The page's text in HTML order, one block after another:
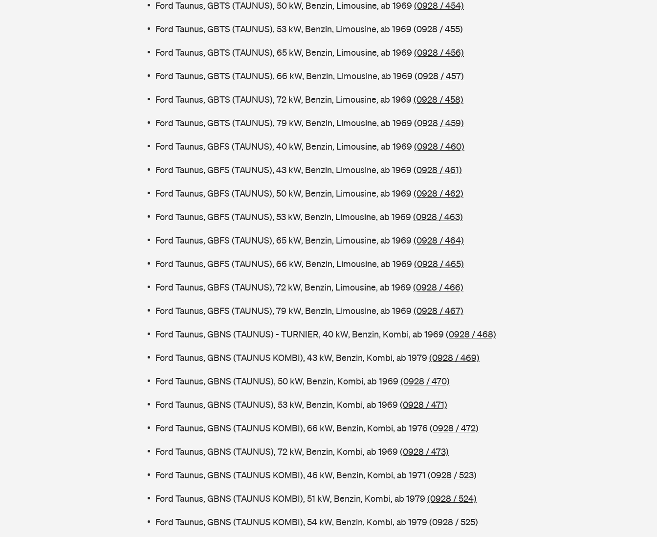
Ford Taunus, GBTS (TAUNUS), 50 kW, Benzin, Limousine, ab 1969 (0928 / 454)
Ford Taunus, GBTS (TAUNUS), 53 kW, Benzin, Limousine, ab 1969 (0928 / 455)
Ford Taunus, GBTS (TAUNUS), 65 kW, Benzin, Limousine, ab 1969 (0928 / 456)
Ford Taunus, GBTS (TAUNUS), 66 kW, Benzin, Limousine, ab 1969 (0928 / 457)
Ford Taunus, GBTS (TAUNUS), 72 kW, Benzin, Limousine, ab 1969 (0928 / 458)
Ford Taunus, GBTS (TAUNUS), 79 kW, Benzin, Limousine, ab 1969 (0928 / 459)
Ford Taunus, GBFS (TAUNUS), 40 kW, Benzin, Limousine, ab 1969 (0928 / 460)
Ford Taunus, GBFS (TAUNUS), 43 kW, Benzin, Limousine, ab 1969 (0928 / 461)
Ford Taunus, GBFS (TAUNUS), 50 kW, Benzin, Limousine, ab 1969 (0928 / 462)
Ford Taunus, GBFS (TAUNUS), 53 kW, Benzin, Limousine, ab 1969 (0928 / 463)
Ford Taunus, GBFS (TAUNUS), 65 kW, Benzin, Limousine, ab 1969 (0928 / 464)
Ford Taunus, GBFS (TAUNUS), 66 kW, Benzin, Limousine, ab 1969 (0928 / 465)
Ford Taunus, GBFS (TAUNUS), 72 kW, Benzin, Limousine, ab 1969 (0928 / 466)
Ford Taunus, GBFS (TAUNUS), 79 kW, Benzin, Limousine, ab 1969 (0928 / 467)
Ford Taunus, GBNS (TAUNUS) - TURNIER, 40 kW, Benzin, Kombi, ab 1969 (0928 / 468)
Ford Taunus, GBNS (TAUNUS KOMBI), 43 kW, Benzin, Kombi, ab 1979 (0928 / 469)
Ford Taunus, GBNS (TAUNUS), 50 kW, Benzin, Kombi, ab 1969 (0928 / 470)
Ford Taunus, GBNS (TAUNUS), 53 kW, Benzin, Kombi, ab 1969 (0928 / 471)
Ford Taunus, GBNS (TAUNUS KOMBI), 66 kW, Benzin, Kombi, ab 1976 (0928 / 472)
Ford Taunus, GBNS (TAUNUS), 72 kW, Benzin, Kombi, ab 1969 (0928 / 473)
Ford Taunus, GBNS (TAUNUS KOMBI), 46 kW, Benzin, Kombi, ab 1971 (0928 / 523)
Ford Taunus, GBNS (TAUNUS KOMBI), 51 kW, Benzin, Kombi, ab 1979 (0928 / 524)
Ford Taunus, GBNS (TAUNUS KOMBI), 54 kW, Benzin, Kombi, ab 1979 (0928 / 525)